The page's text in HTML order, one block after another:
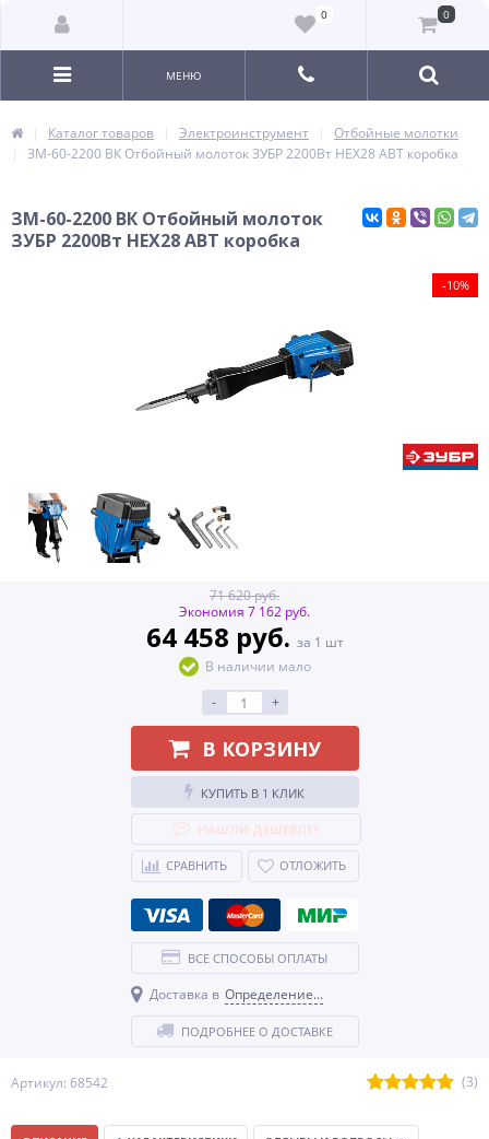
0 0
МЕНЮ
Каталог товаров Электроинструмент
Отбойные молотки
ЗМ-60-2200 ВК Отбойный молоток ЗУБР 2200Вт HEX28 АВТ коробка
ЗМ-60-2200 ВК Отбойный молоток
ЗУБР 2200Вт HEX28 АВТ коробка
-10%
Артикул: 68542 (3)
71 620 руб.
Экономия 7 162 руб.
64 458 руб. за 1 шт
В наличии мало
-
+
В КОРЗИНУ
КУПИТЬ В 1 КЛИК
НАШЛИ ДЕШЕВЛЕ?
СРАВНИТЬ ОТЛОЖИТЬ
ВСЕ СПОСОБЫ ОПЛАТЫ
Доставка в Определение...
ПОДРОБНЕЕ О ДОСТАВКЕ